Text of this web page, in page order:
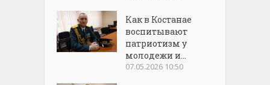
Как в Костанае
воспитывают
патриотизм у
молодежи и...
07.05.2026 10:50